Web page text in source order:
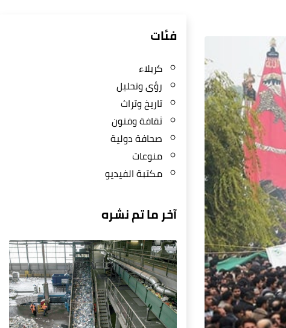
فئات
كربلاء
رؤى وتحليل
تاريخ وتراث
ثقافة وفنون
صحافة دولية
منوعات
مكتبة الفيديو
آخر ما تم نشره